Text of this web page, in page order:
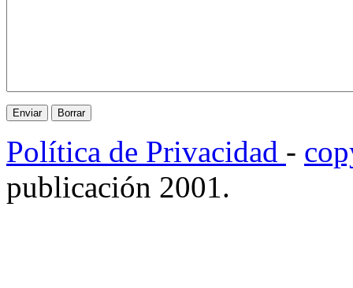
Política de Privacidad -
publicación 2001.